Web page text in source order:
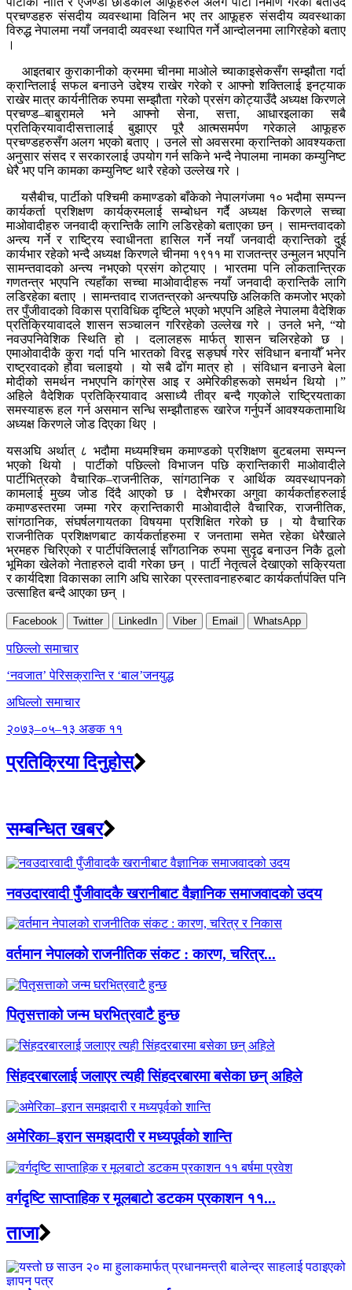
प्रचण्डहरु संसदीय व्यवस्थामा विलिन भए तर आफूहरु संसदीय व्यवस्थाका
विरुद्ध नेपालमा नयाँ जनवादी व्यवस्था स्थापित गर्ने आन्दोलनमा लागिरहेको बताए
।
आइतबार कुराकानीको क्रममा चीनमा माओले च्याकाइसेकसँग सम्झौता गर्दा
क्रान्तिलाई सफल बनाउने उद्देश्य राखेर गरेको र आफ्नो शक्तिलाई इनट्याक
राखेर मात्र कार्यनीतिक रुपमा सम्झौता गरेको प्रसंग कोट्याउँदै अध्यक्ष किरणले
प्रचण्ड–बाबुरामले भने आफ्नो सेना, सत्ता, आधारइलाका सबै
प्रतिक्रियावादीसत्तालाई बुझाएर पूरै आत्मसमर्पण गरेकाले आफूहरु
प्रचण्डहरुसँग अलग भएको बताए । उनले सो अवसरमा क्रान्तिको आवश्यकता
अनुसार संसद र सरकारलाई उपयोग गर्न सकिने भन्दै नेपालमा नामका कम्युनिष्ट
धेरै भए पनि कामका कम्युनिष्ट थारै रहेको उल्लेख गरे ।
यसैबीच, पार्टीको पश्चिमी कमाण्डको बाँकेको नेपालगंजमा १० भदौमा सम्पन्न
कार्यकर्ता प्रशिक्षण कार्यक्रमलाई सम्बोधन गर्दै अध्यक्ष किरणले सच्चा
माओवादीहरु जनवादी क्रान्तिकै लागि लडिरहेको बताएका छन् । सामन्तवादको
अन्त्य गर्ने र राष्ट्रिय स्वाधीनता हासिल गर्ने नयाँ जनवादी क्रान्तिको दुई
कार्यभार रहेको भन्दै अध्यक्ष किरणले चीनमा १९११ मा राजतन्त्र उन्मुलन भएपनि
सामन्तवादको अन्त्य नभएको प्रसंग कोट्याए । भारतमा पनि लोकतान्त्रिक
गणतन्त्र भएपनि त्यहाँका सच्चा माओवादीहरू नयाँ जनवादी क्रान्तिकै लागि
लडिरहेका बताए । सामन्तवाद राजतन्त्रको अन्त्यपछि अलिकति कमजोर भएको
तर पुँजीवादको विकास प्राविधिक दृष्टिले भएको भएपनि अहिले नेपालमा वैदेशिक
प्रतिक्रियावादले शासन सञ्चालन गरिरहेको उल्लेख गरे । उनले भने, “यो
नवउपनिवेशिक स्थिति हो । दलालहरू मार्फत् शासन चलिरहेको छ ।
एमाओवादीकै कुरा गर्दा पनि भारतको विरद्व सङ्घर्ष गरेर संविधान बनायौँ भनेर
राष्ट्रवादको हौवा चलाइयो । यो सबै ढोँग मात्र हो । संविधान बनाउने बेला
मोदीको समर्थन नभएपनि कांग्रेस आइ र अमेरिकीहरूको समर्थन थियो ।”
अहिले वैदेशिक प्रतिक्रियावाद असाध्यै तीव्र बन्दै गएकोले राष्ट्रियताका
समस्याहरू हल गर्न असमान सन्धि सम्झौताहरू खारेज गर्नुपर्ने आवश्यकतामाथि
अध्यक्ष किरणले जोड दिएका थिए ।
यसअघि अर्थात् ८ भदौमा मध्यमश्चिम कमाण्डको प्रशिक्षण बुटबलमा सम्पन्न
भएको थियो । पार्टीको पछिल्लो विभाजन पछि क्रान्तिकारी माओवादीले
पार्टीभित्रको वैचारिक–राजनीतिक, सांगठानिक र आर्थिक व्यवस्थापनको
कामलाई मुख्य जोड दिंदै आएको छ । देशैभरका अगुवा कार्यकर्ताहरुलाई
कमाण्डस्तरमा जम्मा गरेर क्रान्तिकारी माओवादीले वैचारिक, राजनीतिक,
सांगठानिक, संघर्षलगायतका विषयमा प्रशिक्षित गरेको छ । यो वैचारिक
राजनीतिक प्रशिक्षणबाट कार्यकर्ताहरुमा र जनतामा समेत रहेका धेरैखाले
भ्रमहरु चिरिएको र पार्टीपंक्तिलाई साँगठानिक रुपमा सुदृढ बनाउन निकै ठूलो
भूमिका खेलेको नेताहरुले दावी गरेका छन् । पार्टी नेतृत्वले देखाएको सक्रियता
र कार्यदिशा विकासका लागि अघि सारेका प्रस्तावनाहरुबाट कार्यकर्तापंक्ति पनि
उत्साहित बन्दै आएका छन् ।
Facebook Twitter LinkedIn Viber Email WhatsApp
Post
navigation
पछिल्लाे समाचार
‘नवजात’ पेरिसक्रान्ति र ‘बाल’जनयुद्ध
अघिल्लाे समाचार
२०७३–०५–१३ अङक ११
प्रतिक्रिया दिनुहोस्
सम्बन्धित खबर
नवउदारवादी पुँजीवादकै खरानीबाट वैज्ञानिक समाजवादको उदय
वर्तमान नेपालको राजनीतिक संकट : कारण, चरित्र...
पितृसत्ताको जन्म घरभित्रवाटै हुन्छ
सिंहदरबारलाई जलाएर त्यही सिंहदरबारमा बसेका छन् अहिले
अमेरिका–इरान समझदारी र मध्यपूर्वको शान्ति
वर्गदृष्टि साप्ताहिक र मूलबाटो डटकम प्रकाशन ११...
ताजा